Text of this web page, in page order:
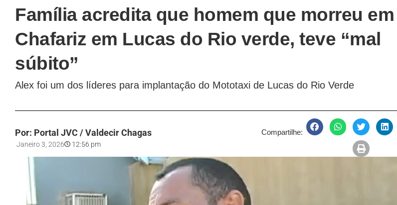
Família acredita que homem que morreu em
Chafariz em Lucas do Rio verde, teve “mal
súbito”
Alex foi um dos líderes para implantação do Mototaxi de Lucas do Rio Verde
Por: Portal JVC / Valdecir Chagas
Janeiro 3, 2026 12:56 pm
Compartilhe: